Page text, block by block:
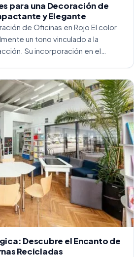
para una Decoración de
y Elegante
de Oficinas en Rojo El color
un tono vinculado a la
Su incorporación en el
Descubre el Encanto de
Recicladas